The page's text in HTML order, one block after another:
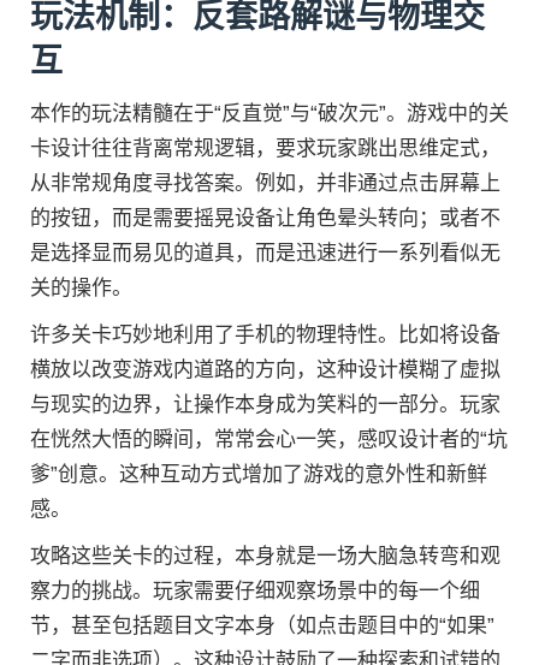
玩法机制：反套路解谜与物理交
互
本作的玩法精髓在于“反直觉”与“破次元”。游戏中的关
卡设计往往背离常规逻辑，要求玩家跳出思维定式，
从非常规角度寻找答案。例如，并非通过点击屏幕上
的按钮，而是需要摇晃设备让角色晕头转向；或者不
是选择显而易见的道具，而是迅速进行一系列看似无
关的操作。
许多关卡巧妙地利用了手机的物理特性。比如将设备
横放以改变游戏内道路的方向，这种设计模糊了虚拟
与现实的边界，让操作本身成为笑料的一部分。玩家
在恍然大悟的瞬间，常常会心一笑，感叹设计者的“坑
爹”创意。这种互动方式增加了游戏的意外性和新鲜
感。
攻略这些关卡的过程，本身就是一场大脑急转弯和观
察力的挑战。玩家需要仔细观察场景中的每一个细
节，甚至包括题目文字本身（如点击题目中的“如果”
二字而非选项）。这种设计鼓励了一种探索和试错的